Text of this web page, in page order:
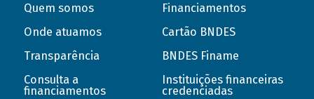
Quem somos
Onde atuamos
Transparência
Consulta a
financiamentos
Financiamentos
Cartão BNDES
BNDES Finame
Instituições financeiras
credenciadas